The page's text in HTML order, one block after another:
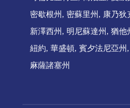
密歇根州
密蘇里州 康乃狄
新澤西州
明尼蘇達州 猶他
紐約 華盛頓 賓夕法尼亞州
麻薩諸塞州